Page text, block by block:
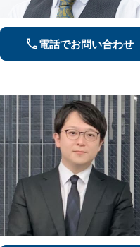
電話でお問い合わせ